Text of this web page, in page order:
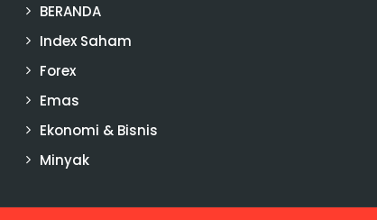
BERANDA
Index Saham
Forex
Emas
Ekonomi & Bisnis
Minyak